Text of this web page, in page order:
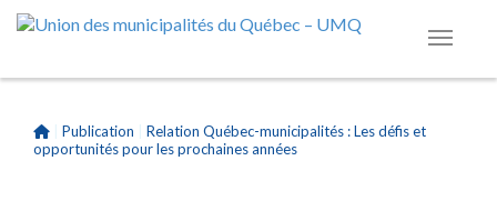
Publication
Relation Québec-municipalités : Les défis et
opportunités pour les prochaines années